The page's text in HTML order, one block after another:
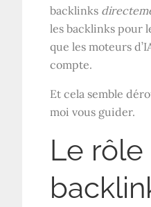
backlinks
les backlinks pour
que les moteurs
compte.
Et cela semble
moi vous guider.
Le rôle